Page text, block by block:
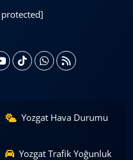
Yozgat Hava Durumu
Yozgat Trafik Yoğunluk